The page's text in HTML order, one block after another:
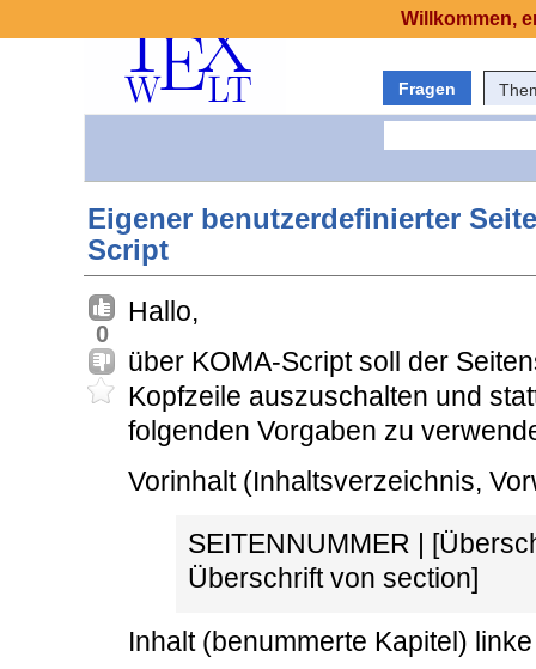
Fragen
Eigener benutzerdefinierter
Script
0
Hallo,
über KOMA-Script soll der
Kopfzeile auszuschalten und
folgenden Vorgaben zu
Vorinhalt (Inhaltsverzeichnis,
SEITENNUMMER |
Überschrift von section]
Inhalt (benummerte Kapitel)
Willkommen,